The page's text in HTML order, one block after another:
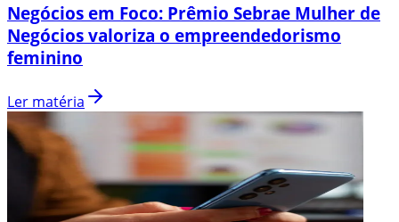
Negócios em Foco: Prêmio Sebrae Mulher de
Negócios valoriza o empreendedorismo
feminino
Ler matéria